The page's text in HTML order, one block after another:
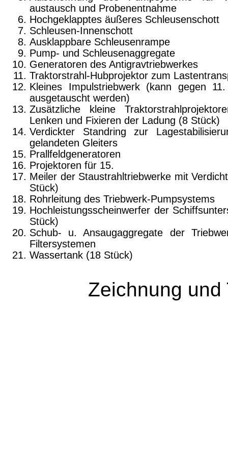
austausch und Probenentnahme
Hochgeklapptes äußeres Schleusenschott
Schleusen-Innenschott
Ausklappbare Schleusenrampe
Pump- und Schleusenaggregate
Generatoren des Antigravtriebwerkes
Traktorstrahl-Hubprojektor zum
Kleines Impulstriebwerk (kann gegen
ausgetauscht werden)
Zusätzliche kleine
Lenken und Fixieren der Ladung (8 Stück)
Verdickter Standring zur
gelandeten Gleiters
Prallfeldgeneratoren
Projektoren für 15.
Meiler der Staustrahltriebwerke mit
Stück)
Rohrleitung des Triebwerk-Pumpsystems
Hochleistungsscheinwerfer der
Stück)
Schub- u. Ansaugaggregate der
Filtersystemen
Wassertank (18 Stück)
Zeichnung